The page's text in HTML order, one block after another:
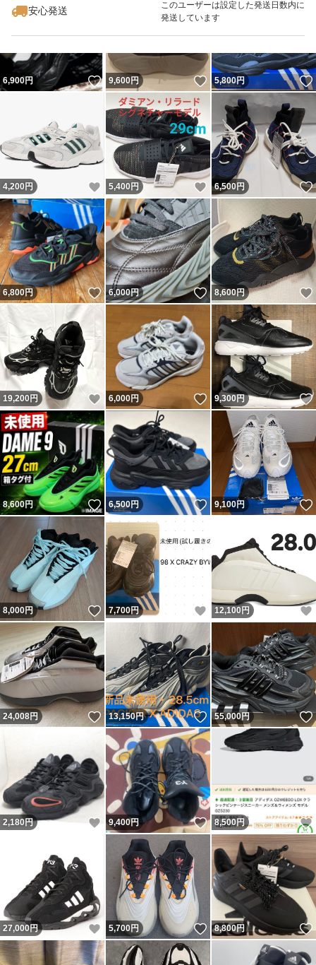
安心発送
このユーザーは設定した発送日数内に
発送しています
6,900円 いいね！
9,600円 いいね！
5,800円
4,200 円 いいね！
5,400 円 いいね！
6,500円
6,800円 いいね！
6,000円 いいね！
8,600円
19,200円 いいね！
6,000円 いいね！
9,300円
8,600円 いいね！
6,500円 いいね！
9,100円
8,000円 いいね！
7,700円 いいね！
12,100 円
24,008円 いいね！
13,150円 いいね！
55,000円
2,180円 いいね！
9,400円 いいね！
8,500円
27,000円 いいね！
5,700円 いいね！
8,800円